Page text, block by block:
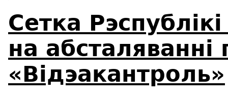
Сетка
на абсталяваннi
«Вiдэакантроль»